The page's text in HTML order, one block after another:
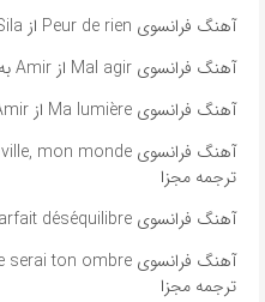
آهنگ فرانسوی Peur de rien از Anne Sila به همراه متن و ترجمه مجزا
آهنگ فرانسوی Mal agir از Amir به همراه متن و ترجمه مجزا
آهنگ فرانسوی Ma lumière از Amir به همراه متن و ترجمه مجزا
ترجمه مجزا
آهنگ فرانسوی Parfait déséquilibre از Amir به همراه متن و ترجمه مجزا
ترجمه مجزا